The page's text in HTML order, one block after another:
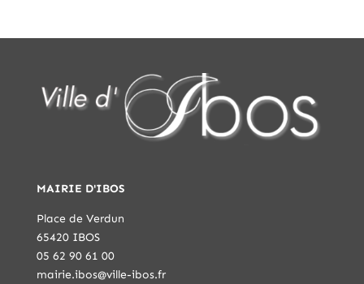
MAIRIE D'IBOS
Place de Verdun
65420 IBOS
05 62 90 61 00
mairie.ibos@ville-ibos.fr